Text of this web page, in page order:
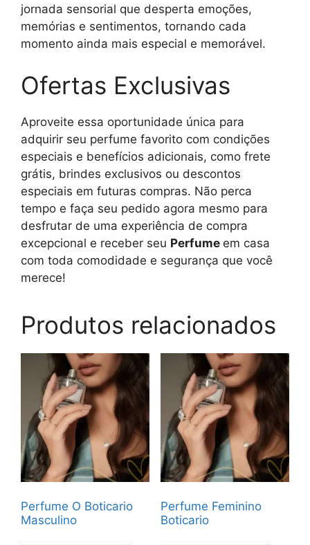
jornada sensorial que desperta emoções,
memórias e sentimentos, tornando cada
momento ainda mais especial e memorável.
Ofertas Exclusivas
Aproveite essa oportunidade única para
adquirir seu perfume favorito com condições
especiais e benefícios adicionais, como frete
grátis, brindes exclusivos ou descontos
especiais em futuras compras. Não perca
tempo e faça seu pedido agora mesmo para
desfrutar de uma experiência de compra
excepcional e receber seu Perfume em casa
com toda comodidade e segurança que você
merece!
Produtos relacionados
Perfume O Boticario
Masculino
Perfume Feminino
Boticario